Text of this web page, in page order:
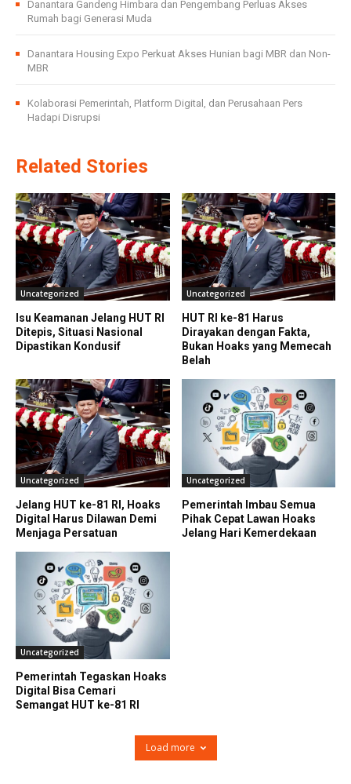
Danantara Gandeng Himbara dan Pengembang Perluas Akses
Rumah bagi Generasi Muda
Danantara Housing Expo Perkuat Akses Hunian bagi MBR dan Non-
MBR
Kolaborasi Pemerintah, Platform Digital, dan Perusahaan Pers
Hadapi Disrupsi
Related Stories
Uncategorized
Isu Keamanan Jelang HUT RI
Ditepis, Situasi Nasional
Dipastikan Kondusif
Uncategorized
HUT RI ke-81 Harus
Dirayakan dengan Fakta,
Bukan Hoaks yang Memecah
Belah
Uncategorized
Jelang HUT ke-81 RI, Hoaks
Digital Harus Dilawan Demi
Menjaga Persatuan
Uncategorized
Pemerintah Imbau Semua
Pihak Cepat Lawan Hoaks
Jelang Hari Kemerdekaan
Uncategorized
Pemerintah Tegaskan Hoaks
Digital Bisa Cemari
Semangat HUT ke-81 RI
Load more